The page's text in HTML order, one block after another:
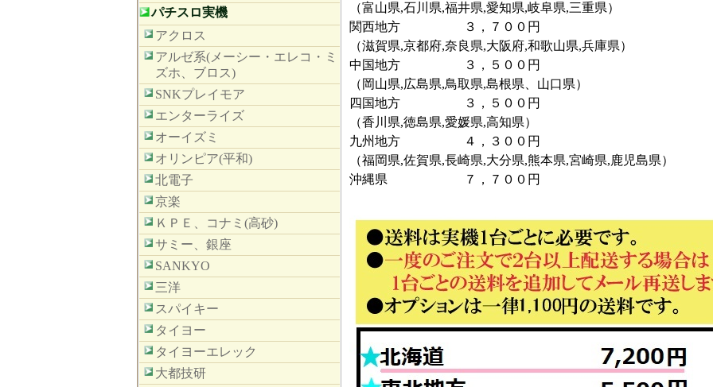
パチスロ実機
アクロス
アルゼ系(メーシー・エレコ・ミ
ズホ、ブロス)
SNKプレイモア
エンターライズ
オーイズミ
オリンピア(平和)
北電子
京楽
ＫＰＥ、コナミ(高砂)
サミー、銀座
SANKYO
三洋
スパイキー
タイヨー
タイヨーエレック
大都技研
（富山県,石川県,福井県,愛知県,岐阜県,三重県）
関西地方 ３，７００円
（滋賀県,京都府,奈良県,大阪府,和歌山県,兵庫県）
中国地方 ３，５００円
（岡山県,広島県,鳥取県,島根県、山口県）
四国地方 ３，５００円
（香川県,徳島県,愛媛県,高知県）
九州地方 ４，３００円
（福岡県,佐賀県,長崎県,大分県,熊本県,宮崎県,鹿児島県）
沖縄県 ７，７００円